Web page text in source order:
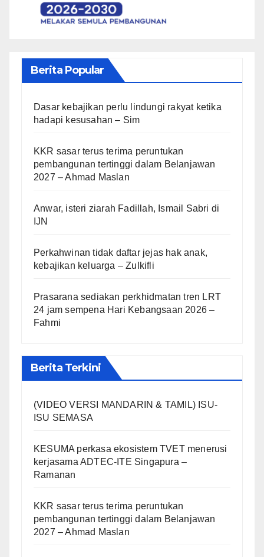
Berita Popular
Dasar kebajikan perlu lindungi rakyat ketika
hadapi kesusahan – Sim
KKR sasar terus terima peruntukan
pembangunan tertinggi dalam Belanjawan
2027 – Ahmad Maslan
Anwar, isteri ziarah Fadillah, Ismail Sabri di
IJN
Perkahwinan tidak daftar jejas hak anak,
kebajikan keluarga – Zulkifli
Prasarana sediakan perkhidmatan tren LRT
24 jam sempena Hari Kebangsaan 2026 –
Fahmi
Berita Terkini
(VIDEO VERSI MANDARIN & TAMIL) ISU-
ISU SEMASA
KESUMA perkasa ekosistem TVET menerusi
kerjasama ADTEC-ITE Singapura –
Ramanan
KKR sasar terus terima peruntukan
pembangunan tertinggi dalam Belanjawan
2027 – Ahmad Maslan